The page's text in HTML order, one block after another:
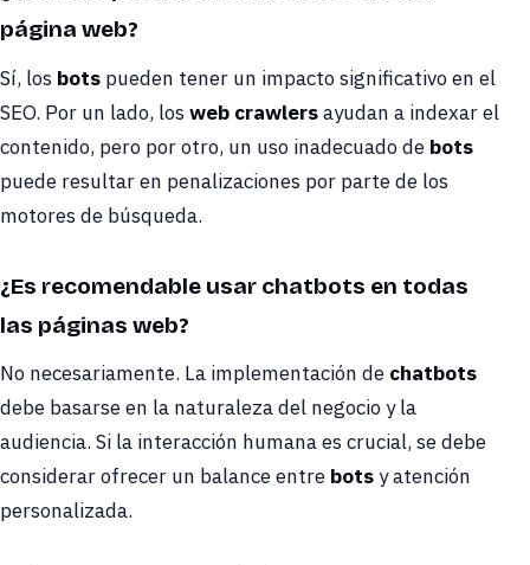
página web?
Sí, los bots pueden tener un impacto significativo en el
SEO. Por un lado, losweb crawlersayudan a indexar el
contenido, pero por otro, un uso inadecuado de bots
puede resultar en penalizaciones por parte de los
motores de búsqueda.
¿Es recomendable usar chatbots en todas
las páginas web?
No necesariamente. La implementación de chatbots
debe basarse en la naturaleza del negocio y la
audiencia. Si la interacción humana es crucial, se debe
considerar ofrecer un balance entre bots y atención
personalizada.